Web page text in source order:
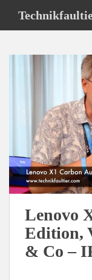
Lenovo
Edition,
& Co –